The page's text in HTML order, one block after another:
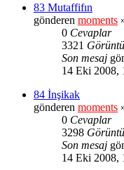
83 Mutaffifın
gönderen moments
0 Cevaplar
3321
Son mesaj
14 Eki 2008,
84 İnşikak
gönderen moments
0 Cevaplar
3298
Son mesaj
14 Eki 2008,